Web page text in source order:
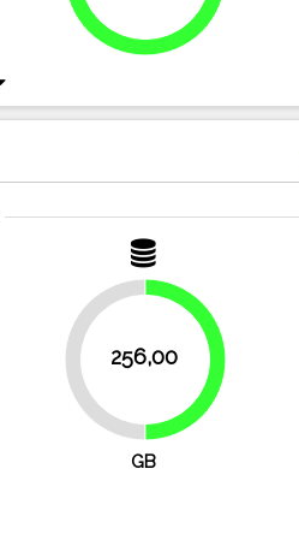
256,00
GB